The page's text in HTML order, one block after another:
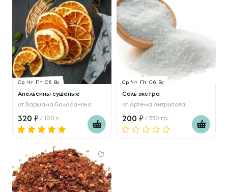
Ср Чт Пт Сб Вс
Апельсины сушеные
от Варшама Баласаняна
320 / 100 г.
Ср Чт Пт Сб Вс
Соль экстра
от Артема Антропова
200 / 550 гр.